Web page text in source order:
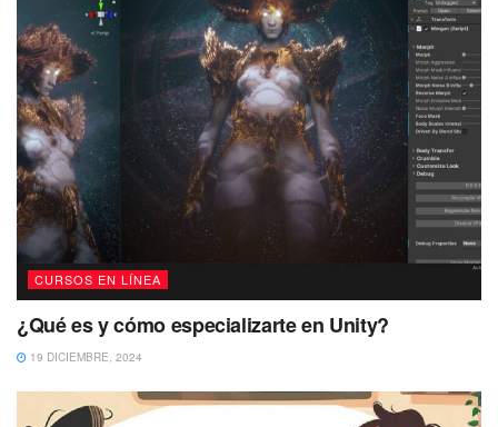
CURSOS EN LÍNEA
¿Qué es y cómo especializarte en Unity?
19 DICIEMBRE, 2024